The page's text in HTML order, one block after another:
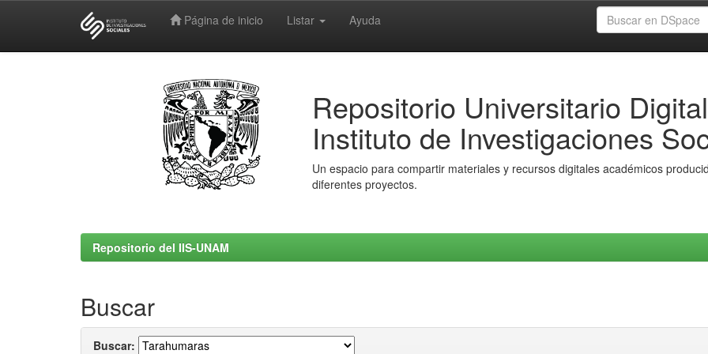
Página de inicio Listar Ayuda
Repositorio Universitario Digital
Instituto de Investigaciones
Un espacio para compartir materiales y recursos digitales académicos
diferentes proyectos.
Repositorio del IIS-UNAM
Buscar
Buscar: